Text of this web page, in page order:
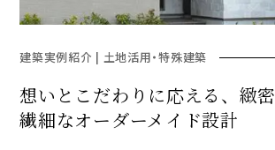
建築実例紹介 | 土地活用・特殊建築
想いとこだわりに応える、緻
繊細なオーダーメイド設計